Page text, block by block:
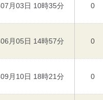
月03日 10時35分 0
月05日 14時57分 0
月10日 18時21分 0